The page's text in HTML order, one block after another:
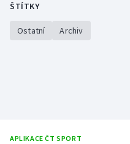
ŠTÍTKY
Ostatní Archiv
APLIKACE ČT SPORT